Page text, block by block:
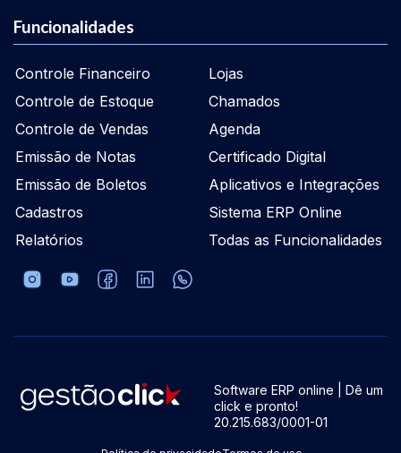
Funcionalidades
Controle Financeiro
Controle de Estoque
Controle de Vendas
Emissão de Notas
Emissão de Boletos
Cadastros
Relatórios
Lojas
Chamados
Agenda
Certificado Digital
Aplicativos e Integrações
Sistema ERP Online
Todas as Funcionalidades
Software ERP online | Dê um
click e pronto!
20.215.683/0001-01